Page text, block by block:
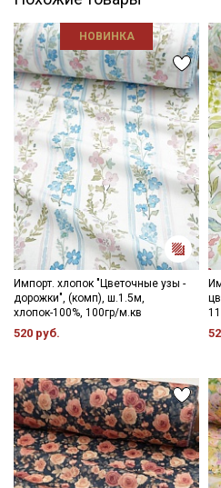
НОВИНКА
Импорт. хлопок "Цветочные узы -
дорожки", (комп), ш.1.5м,
хлопок-100%, 100гр/м.кв
520 руб.
Электронная почта
Ознакомлен(а) сПолитикой
данныхи даю Согласие на
данных
ДаюСогласие на получение
информационных рассылок